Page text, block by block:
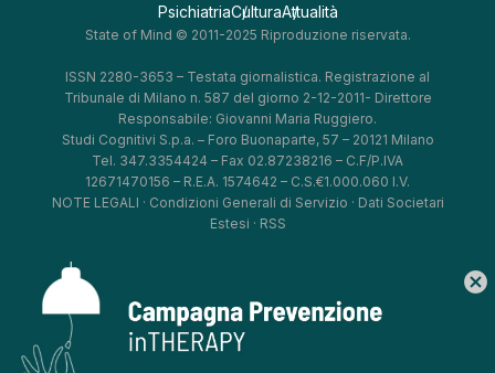
PsichiatriaCulturaAttualità
State of Mind © 2011-2025 Riproduzione riservata.
ISSN 2280-3653 – Testata giornalistica. Registrazione al
Tribunale di Milano n. 587 del giorno 2-12-2011- Direttore
Responsabile: Giovanni Maria Ruggiero.
Studi Cognitivi S.p.a. – Foro Buonaparte, 57 – 20121 Milano
Tel. 347.3354424 – Fax 02.87238216 – C.F/P.IVA
12671470156 – R.E.A. 1574642 – C.S.€1.000.060 I.V.
NOTE LEGALI · Condizioni Generali di Servizio · Dati Societari
Estesi · RSS
Aggiorna le tue preferenze–
** **
cancel